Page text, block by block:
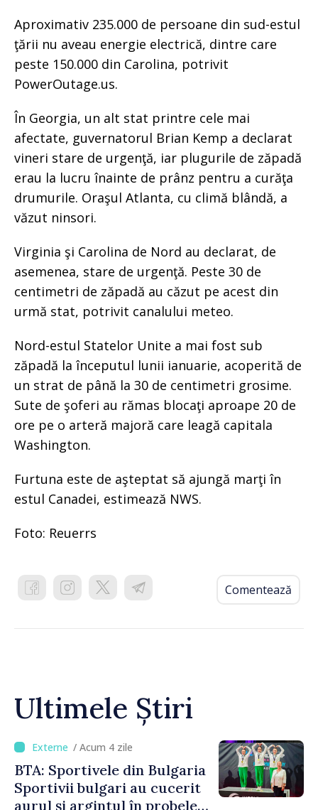
Aproximativ 235.000 de persoane din sud-estul
ţării nu aveau energie electrică, dintre care
peste 150.000 din Carolina, potrivit
PowerOutage.us.
În Georgia, un alt stat printre cele mai
afectate, guvernatorul Brian Kemp a declarat
vineri stare de urgenţă, iar plugurile de zăpadă
erau la lucru înainte de prânz pentru a curăţa
drumurile. Oraşul Atlanta, cu climă blândă, a
văzut ninsori.
Virginia şi Carolina de Nord au declarat, de
asemenea, stare de urgenţă. Peste 30 de
centimetri de zăpadă au căzut pe acest din
urmă stat, potrivit canalului meteo.
Nord-estul Statelor Unite a mai fost sub
zăpadă la începutul lunii ianuarie, acoperită de
un strat de până la 30 de centimetri grosime.
Sute de şoferi au rămas blocaţi aproape 20 de
ore pe o arteră majoră care leagă capitala
Washington.
Furtuna este de aşteptat să ajungă marţi în
estul Canadei, estimează NWS.
Foto: Reuerrs
Comentează
Ultimele Știri
/ Acum 4 zile
BTA: Sportivele din Bulgaria
Sportivii bulgari au cucerit
aurul și argintul în probele